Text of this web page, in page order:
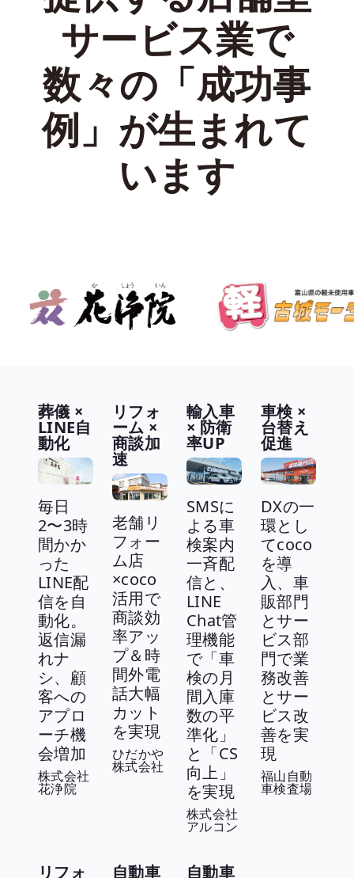
サービス業で
数々の「成功事
例」が生まれて
います
葬儀 ×
LINE自
動化
毎日
2〜3時
間かか
った
LINE配
信を自
動化。
返信漏
れナ
シ、顧
客への
アプロ
ーチ機
会増加
株式会社
花浄院
リフォ
ーム ×
商談加
速
老舗リ
フォー
ム店
×coco
活用で
商談効
率アッ
プ＆時
間外電
話大幅
カット
を実現
ひだかや
株式会社
輸入車
× 防衛
率UP
SMSに
よる車
検案内
一斉配
信と、
LINE
Chat管
理機能
で「車
検の月
間入庫
数の平
準化」
と「CS
向上」
を実現
株式会社
アルコン
車検 ×
台替え
促進
DXの一
環とし
てcoco
を導
入、車
販部門
とサー
ビス部
門で業
務改善
とサー
ビス改
善を実
現
福山自動
車検査場
リフォ 自動車 自動車